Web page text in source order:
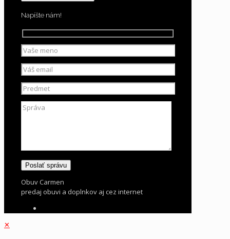
Napíšte nám!
Obuv Carmen
predaj obuvi a doplnkov aj cez internet
✕